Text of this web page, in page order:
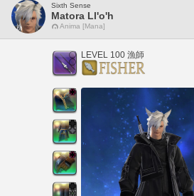
Sixth Sense
Matora Ll'o'h
Anima [Mana]
LEVEL 100 漁師